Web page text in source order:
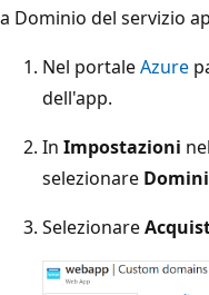
a Dominio del servizio
Nel portaleAzure
dell'app.
In Impostazioni
selezionare
Selezionare